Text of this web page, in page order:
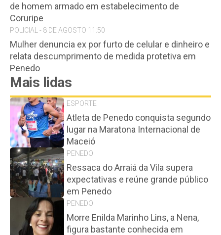
de homem armado em estabelecimento de
Coruripe
POLICIAL - 8 DE AGOSTO 11:50
Mulher denuncia ex por furto de celular e dinheiro e
relata descumprimento de medida protetiva em
Penedo
Mais lidas
ESPORTE
Atleta de Penedo conquista segundo
lugar na Maratona Internacional de
Maceió
PENEDO
Ressaca do Arraiá da Vila supera
expectativas e reúne grande público
em Penedo
PENEDO
Morre Enilda Marinho Lins, a Nena,
figura bastante conhecida em